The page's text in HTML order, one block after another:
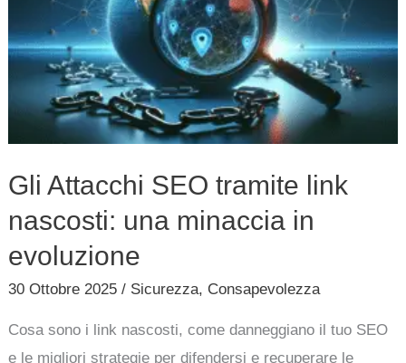
Gli Attacchi SEO tramite link
nascosti: una minaccia in
evoluzione
30 Ottobre 2025/ Sicurezza, Consapevolezza
Cosa sono i link nascosti, come danneggiano il tuo SEO
e le migliori strategie per difendersi e recuperare le
link
nascosti:
una
minaccia
evoluzione